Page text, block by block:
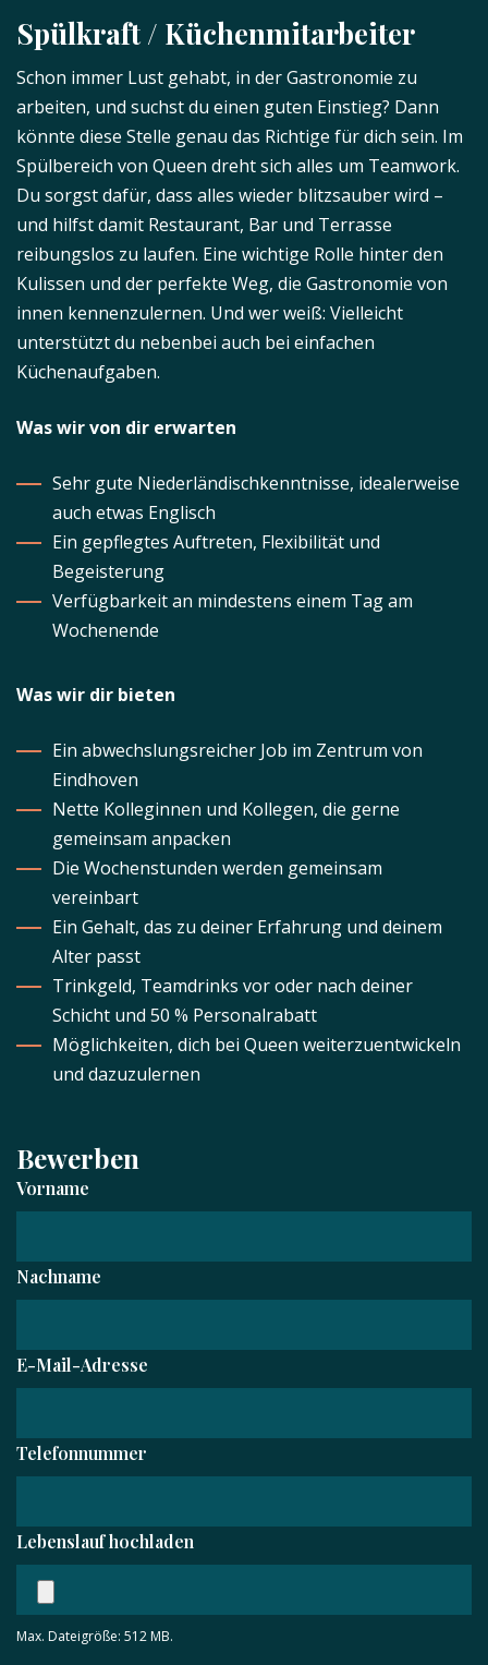
Spülkraft / Küchenmitarbeiter
Schon immer Lust gehabt, in der Gastronomie zu
arbeiten, und suchst du einen guten Einstieg? Dann
könnte diese Stelle genau das Richtige für dich sein. Im
Spülbereich von Queen dreht sich alles um Teamwork.
Du sorgst dafür, dass alles wieder blitzsauber wird –
und hilfst damit Restaurant, Bar und Terrasse
reibungslos zu laufen. Eine wichtige Rolle hinter den
Kulissen und der perfekte Weg, die Gastronomie von
innen kennenzulernen. Und wer weiß: Vielleicht
unterstützt du nebenbei auch bei einfachen
Küchenaufgaben.
Was wir von dir erwarten
Sehr gute Niederländischkenntnisse, idealerweise
auch etwas Englisch
Ein gepflegtes Auftreten, Flexibilität und
Begeisterung
Verfügbarkeit an mindestens einem Tag am
Wochenende
Was wir dir bieten
Ein abwechslungsreicher Job im Zentrum von
Eindhoven
Nette Kolleginnen und Kollegen, die gerne
gemeinsam anpacken
Die Wochenstunden werden gemeinsam
vereinbart
Ein Gehalt, das zu deiner Erfahrung und deinem
Alter passt
Trinkgeld, Teamdrinks vor oder nach deiner
Schicht und 50 % Personalrabatt
Möglichkeiten, dich bei Queen weiterzuentwickeln
und dazuzulernen
Bewerben
Vorname
Nachname
E-Mail-Adresse
Telefonnummer
Lebenslauf hochladen
Max. Dateigröße: 512 MB.